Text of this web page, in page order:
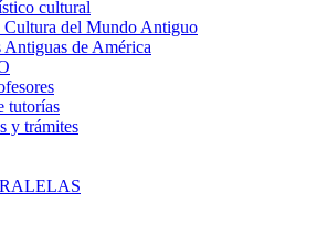
cultural
Cultura del Mundo Antiguo
Antiguas de América
tutorías
y trámites